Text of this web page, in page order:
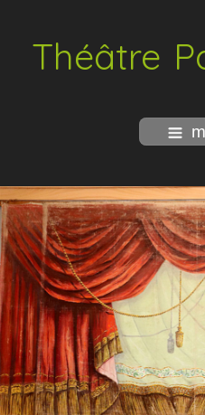
Théâtre